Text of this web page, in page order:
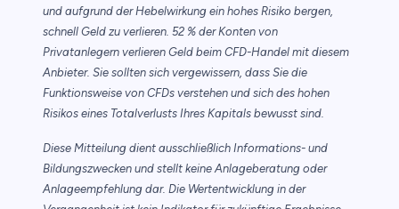
und aufgrund der Hebelwirkung ein hohes Risiko bergen,
schnell Geld zu verlieren. 52 % der Konten von
Privatanlegern verlieren Geld beim CFD-Handel mit diesem
Anbieter. Sie sollten sich vergewissern, dass Sie die
Funktionsweise von CFDs verstehen und sich des hohen
Risikos eines Totalverlusts Ihres Kapitals bewusst sind.
Diese Mitteilung dient ausschließlich Informations- und
Bildungszwecken und stellt keine Anlageberatung oder
Anlageempfehlung dar. Die Wertentwicklung in der